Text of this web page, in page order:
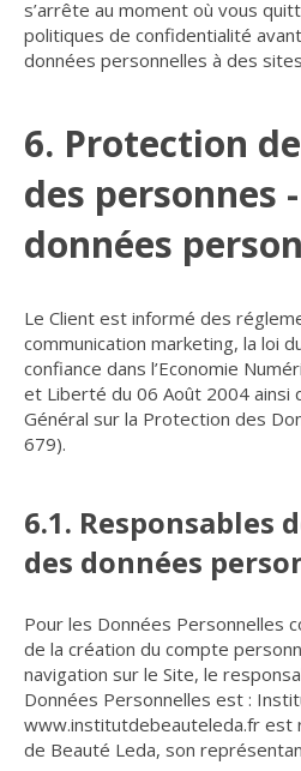
s’arrête au moment où vous
politiques de confidentialité
données personnelles à des
6. Protection
des personnes
données
Le Client est informé des
communication marketing, la loi
confiance dans l’Economie
et Liberté du 06 Août 2004 ainsi
Général sur la Protection des
679).
6.1. Responsables
des données
Pour les Données Personnelles
de la création du compte
navigation sur le Site, le
Données Personnelles est :
www.institutdebeauteleda.fr
de Beauté Leda, son